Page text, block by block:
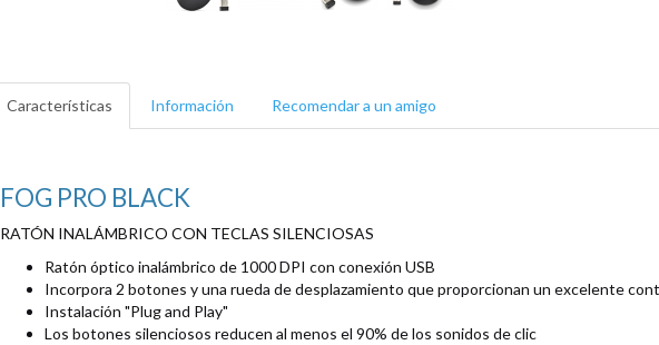
Características Información Recomendar a un amigo
FOG PRO BLACK
RATÓN INALÁMBRICO CON TECLAS SILENCIOSAS
Ratón óptico inalámbrico de 1000 DPI con conexión USB
Incorpora 2 botones y una rueda de desplazamiento que proporcionan un excelente
Instalación "Plug and Play"
Los botones silenciosos reducen al menos el 90% de los sonidos de clic